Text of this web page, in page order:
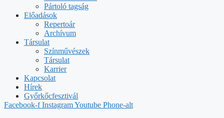
Pártoló tagság
Előadások
Repertoár
Archívum
Társulat
Színművészek
Társulat
Karrier
Kapcsolat
Hírek
Győrkőcfesztivál
Facebook-f InstagramYoutube Phone-alt